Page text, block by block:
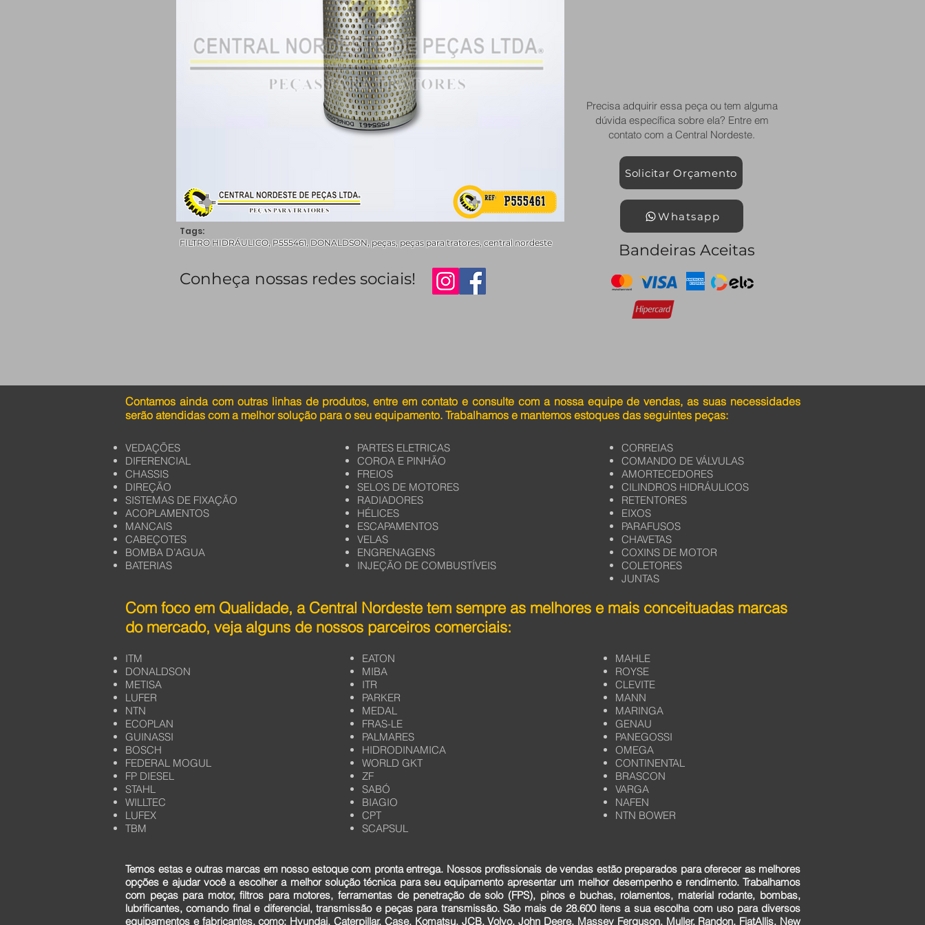
Precisa adquirir essa peça ou tem alguma
dúvida específica sobre ela? Entre em
contato com a Central Nordeste.
Solicitar Orçamento
Whatsapp
Bandeiras Aceitas
FILTRO HIDRÁULICO, P555461, DONALDSON, peças, peças para tratores, central nordeste
Conheça nossas redes sociais!
Tags:
Contamos ainda com outras linhas de produtos, entre em contato e consulte com a nossa equipe de vendas, as suas necessidades
serão atendidas com a melhor solução para o seu equipamento. Trabalhamos e mantemos estoques das seguintes peças:
VEDAÇÕES
DIFERENCIAL
CHASSIS
DIREÇÃO
SISTEMAS DE FIXAÇÃO
ACOPLAMENTOS
MANCAIS
CABEÇOTES
BOMBA D’AGUA
BATERIAS
PARTES ELETRICAS
COROA E PINHÃO
FREIOS
SELOS DE MOTORES
RADIADORES
HÉLICES
ESCAPAMENTOS
VELAS
ENGRENAGENS
INJEÇÃO DE COMBUSTÍVEIS
CORREIAS
COMANDO DE VÁLVULAS
AMORTECEDORES
CILINDROS HIDRÁULICOS
RETENTORES
EIXOS
PARAFUSOS
CHAVETAS
COXINS DE MOTOR
COLETORES
JUNTAS
Com foco em Qualidade, a Central Nordeste tem sempre as melhores e mais conceituadas marcas
do mercado, veja alguns de nossos parceiros comerciais:
ITM
DONALDSON
METISA
LUFER
NTN
ECOPLAN
GUINASSI
BOSCH
FEDERAL MOGUL
FP DIESEL
STAHL
WILLTEC
LUFEX
TBM
EATON
MIBA
ITR
PARKER
MEDAL
FRAS-LE
PALMARES
HIDRODINAMICA
WORLD GKT
ZF
SABÓ
BIAGIO
CPT
SCAPSUL
MAHLE
ROYSE
CLEVITE
MANN
MARINGA
GENAU
PANEGOSSI
OMEGA
CONTINENTAL
BRASCON
VARGA
NAFEN
NTN BOWER
Temos estas e outras marcas em nosso estoque com pronta entrega. Nossos profissionais de vendas estão preparados para oferecer as melhores
opções e ajudar você a escolher a melhor solução técnica para seu equipamento apresentar um melhor desempenho e rendimento. Trabalhamos
com peças para motor, filtros para motores, ferramentas de penetração de solo (FPS), pinos e buchas, rolamentos, material rodante, bombas,
lubrificantes, comando final e diferencial, transmissão e peças para transmissão. São mais de 28.600 itens a sua escolha com uso para diversos
equipamentos e fabricantes, como: Hyundai, Caterpillar, Case, Komatsu, JCB, Volvo, John Deere, Massey Ferguson, Muller, Randon, FiatAllis, New